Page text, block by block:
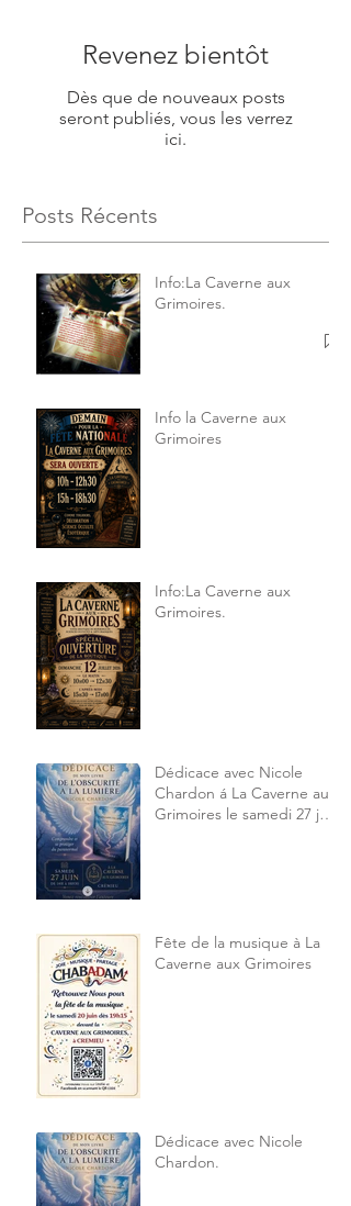
Revenez bientôt
Dès que de nouveaux posts
seront publiés, vous les verrez
ici.
Posts Récents
Info:La Caverne aux
Grimoires.
Info la Caverne aux
Grimoires
Info:La Caverne aux
Grimoires.
Dédicace avec Nicole
Chardon á La Caverne aux
Grimoires le samedi 27 juin
Fête de la musique à La
Caverne aux Grimoires
Dédicace avec Nicole
Chardon.